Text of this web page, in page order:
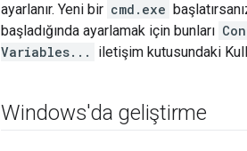
ayarlanır. Yeni bir cmd.exe
başladığında ayarlamak için bunları
Variables...
iletişim kutusundaki
Windows'da geliştirme